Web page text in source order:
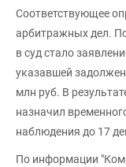
Соответствующее
арбитражных дел.
в суд стало
указавшей
млн руб. В
назначил
наблюдения до 17
По информации